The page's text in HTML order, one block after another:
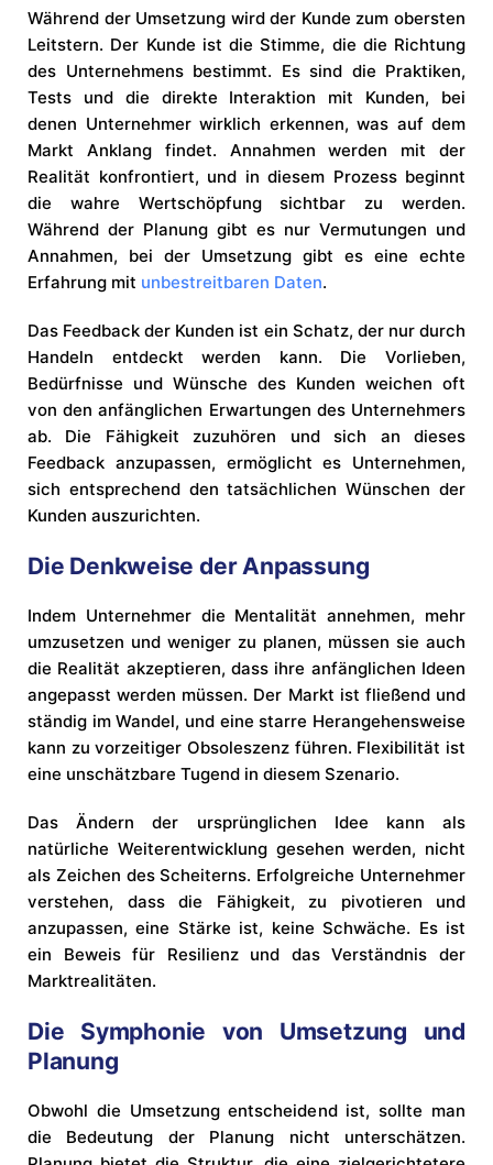
Während der Umsetzung wird der Kunde zum obersten
Leitstern. Der Kunde ist die Stimme, die die Richtung
des Unternehmens bestimmt. Es sind die Praktiken,
Tests und die direkte Interaktion mit Kunden, bei
denen Unternehmer wirklich erkennen, was auf dem
Markt Anklang findet. Annahmen werden mit der
Realität konfrontiert, und in diesem Prozess beginnt
die wahre Wertschöpfung sichtbar zu werden.
Während der Planung gibt es nur Vermutungen und
Annahmen, bei der Umsetzung gibt es eine echte
Erfahrung mit unbestreitbaren Daten.
Das Feedback der Kunden ist ein Schatz, der nur durch
Handeln entdeckt werden kann. Die Vorlieben,
Bedürfnisse und Wünsche des Kunden weichen oft
von den anfänglichen Erwartungen des Unternehmers
ab. Die Fähigkeit zuzuhören und sich an dieses
Feedback anzupassen, ermöglicht es Unternehmen,
sich entsprechend den tatsächlichen Wünschen der
Kunden auszurichten.
Die Denkweise der Anpassung
Indem Unternehmer die Mentalität annehmen, mehr
umzusetzen und weniger zu planen, müssen sie auch
die Realität akzeptieren, dass ihre anfänglichen Ideen
angepasst werden müssen. Der Markt ist fließend und
ständig im Wandel, und eine starre Herangehensweise
kann zu vorzeitiger Obsoleszenz führen. Flexibilität ist
eine unschätzbare Tugend in diesem Szenario.
Das Ändern der ursprünglichen Idee kann als
natürliche Weiterentwicklung gesehen werden, nicht
als Zeichen des Scheiterns. Erfolgreiche Unternehmer
verstehen, dass die Fähigkeit, zu pivotieren und
anzupassen, eine Stärke ist, keine Schwäche. Es ist
ein Beweis für Resilienz und das Verständnis der
Marktrealitäten.
Die Symphonie von Umsetzung und
Planung
Obwohl die Umsetzung entscheidend ist, sollte man
die Bedeutung der Planung nicht unterschätzen.